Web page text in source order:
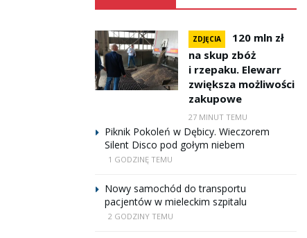
ZDJĘCIA
120 mln zł
na skup zbóż
i rzepaku. Elewarr
zwiększa możliwości
zakupowe
27 MINUT TEMU
Piknik Pokoleń w Dębicy. Wieczorem
Silent Disco pod gołym niebem
1 GODZINĘ TEMU
Nowy samochód do transportu
pacjentów w mieleckim szpitalu
2 GODZINY TEMU